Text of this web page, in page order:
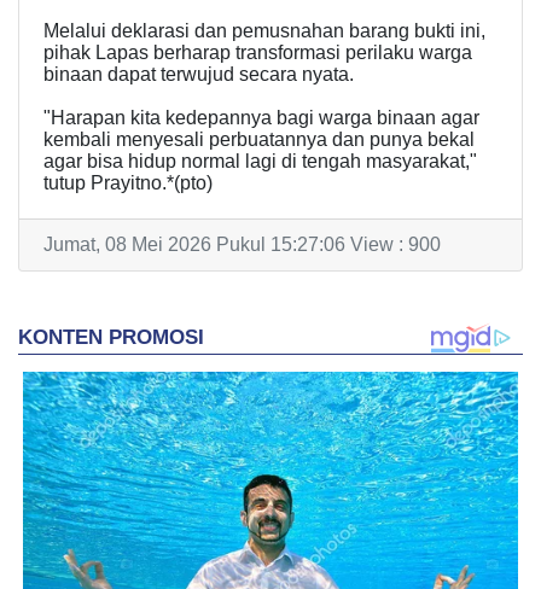
Melalui deklarasi dan pemusnahan barang bukti ini,
pihak Lapas berharap transformasi perilaku warga
binaan dapat terwujud secara nyata.
"Harapan kita kedepannya bagi warga binaan agar
kembali menyesali perbuatannya dan punya bekal
agar bisa hidup normal lagi di tengah masyarakat,"
tutup Prayitno.*(pto)
Jumat, 08 Mei 2026 Pukul 15:27:06 View : 900